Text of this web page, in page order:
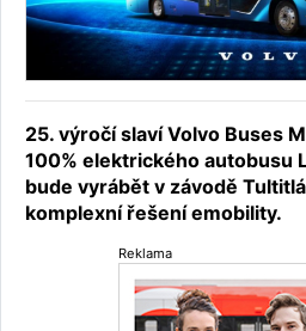
25. výročí slaví Volvo Buses
100% elektrického autobusu
bude vyrábět v závodě
komplexní řešení emobility.
Reklama